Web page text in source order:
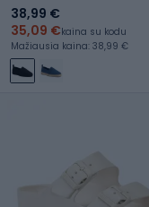
38,99 €
35,09 €kaina su kodu
Mažiausia kaina: 38,99 €